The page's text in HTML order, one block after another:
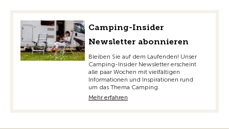
Camping-Insider
Newsletter abonnieren
Bleiben Sie auf dem Laufenden! Unser
Camping-Insider Newsletter erscheint
alle paar Wochen mit vielfältigen
Informationen und Inspirationen rund
um das Thema Camping.
Mehr erfahren